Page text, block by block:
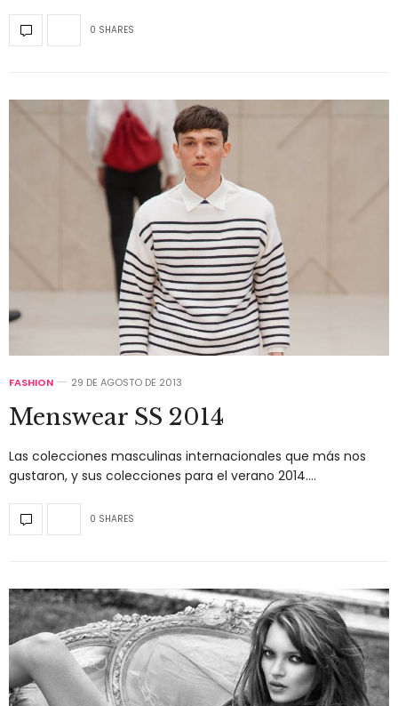
0 SHARES
FASHION 29 DE AGOSTO DE 2013
Menswear SS 2014
Las colecciones masculinas internacionales que más nos
gustaron, y sus colecciones para el verano 2014.…
0 SHARES